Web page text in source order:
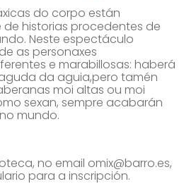
do corpo están
historias procedentes de
Neste espectáculo
as personaxes
e marabillosas: haberá
da aguia,pero tamén
moi altas ou moi
sexan, sempre acabarán
mundo.
no email omix@barro.es,
para a inscripción.